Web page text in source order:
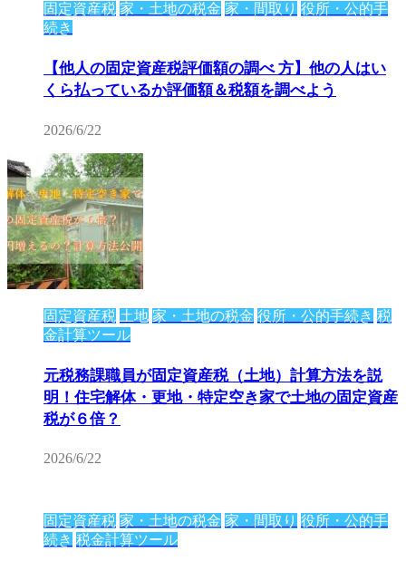
固定資産税 家・土地の税金 家・間取り 役所・公的手
続き
【他人の固定資産税評価額の調べ 方】他の人はい
くら払っているか評価額＆税額を調べよう
2026/6/22
固定資産税 土地 家・土地の税金 役所・公的手続き 税
金計算ツール
元税務課職員が固定資産税（土地）計算方法を説
明！住宅解体・更地・特定空き家で土地の固定資産
税が６倍？
2026/6/22
固定資産税 家・土地の税金 家・間取り 役所・公的手
続き 税金計算ツール